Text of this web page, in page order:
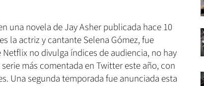
una novela de Jay Asher publicada hace 10
la actriz y cantante Selena Gómez, fue
no divulga índices de audiencia, no hay
más comentada en Twitter este año, con
Una segunda temporada fue anunciada esta